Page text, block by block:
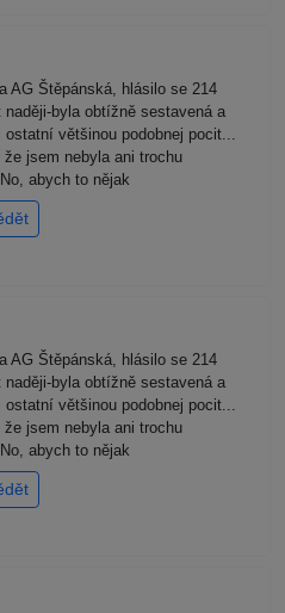
AG Štěpánská, hlásilo se 214
byla obtížně sestavená a
většinou podobnej pocit...
jsem nebyla ani trochu
abych to nějak
AG Štěpánská, hlásilo se 214
byla obtížně sestavená a
většinou podobnej pocit...
jsem nebyla ani trochu
abych to nějak